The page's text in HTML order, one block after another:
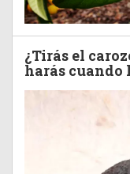
¿Tirás el
harás cuando